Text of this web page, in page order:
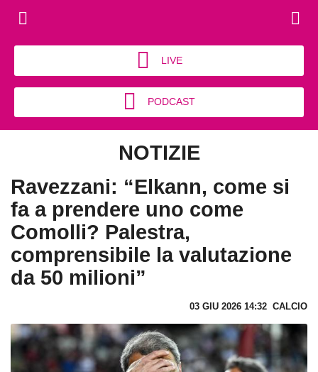
LIVE
PODCAST
NOTIZIE
Ravezzani: “Elkann, come si
fa a prendere uno come
Comolli? Palestra,
comprensibile la valutazione
da 50 milioni”
03 GIU 2026 14:32 CALCIO